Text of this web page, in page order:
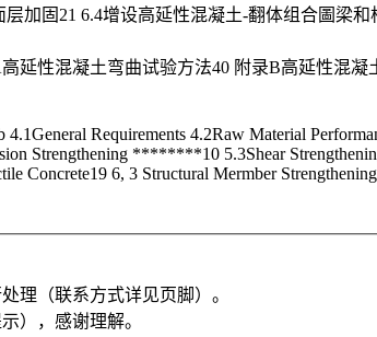
加固21 6.4增设高延性混凝土-翻体组合圖梁
延性混凝土弯曲试验方法40 附录B高延性混
Requirements 4.2Raw Material
Strengthening ********10 5.3Shear
Concrete19 6, 3 Structural Mermber
理（联系方式详见页脚）。
），感谢理解。